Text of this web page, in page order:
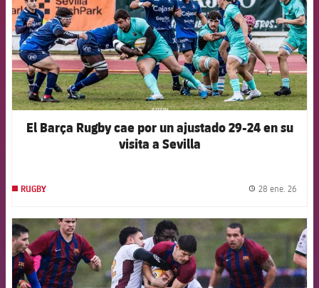
El Barça Rugby cae por un ajustado 29-24 en su
visita a Sevilla
RUGBY 28 ene. 26
FCB Barcelona badge